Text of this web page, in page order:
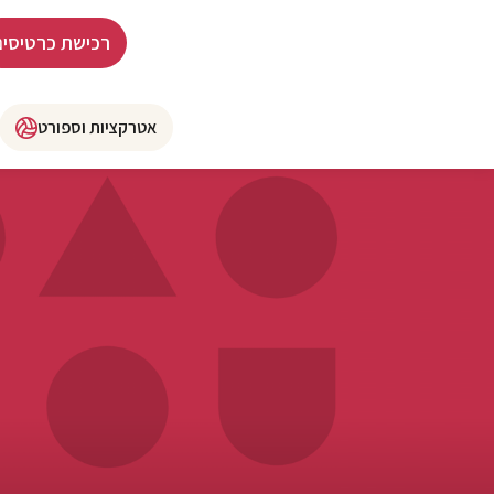
רכישת
אטרקציות וספורט